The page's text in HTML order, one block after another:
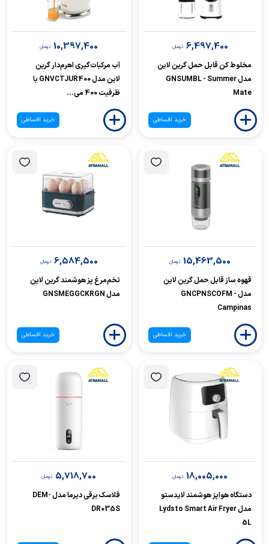
6,497,400 تومان
مخلوط کن قابل حمل گرین لاین
مدل GNSUMBL - Summer
Mate
خرید اقساطی
10,397,400 تومان
آب مرکبات‌گیری اهرم‌دار گرین
لاین مدل GNVCTJUR400 با
ظرفیت 400 می...
خرید اقساطی
15,463,500 تومان
قهوه ساز قابل حمل گرین لاین
مدل GNCPNSCOFM -
Campinas
خرید اقساطی
6,584,500 تومان
تخم‌مرغ پز هوشمند گرین لاین
مدل GNSMEGGCKRGN
خرید اقساطی
18,005,000 تومان
دستگاه هواپز هوشمند لایدستو
مدل Lydsto Smart Air Fryer
5L
5,718,700 تومان
فلاسک برقی دیرما مدل DEM-
DR035S